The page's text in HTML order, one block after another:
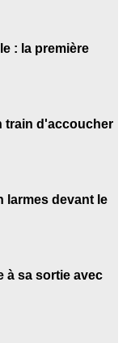
: la première
train d'accoucher
larmes devant le
à sa sortie avec